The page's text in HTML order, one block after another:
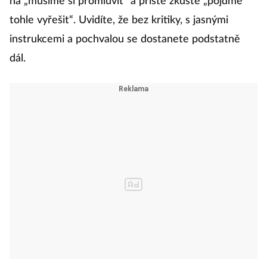
na „musíme si promluvit“ a příště zkuste „pojďme
tohle vyřešit“. Uvidíte, že bez kritiky, s jasnými
instrukcemi a pochvalou se dostanete podstatně